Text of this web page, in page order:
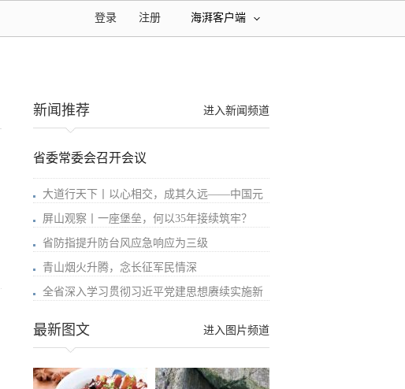
海湃客户端
注册
登录
进入新闻频道
新闻推荐
省委常委会召开会议
大道行天下丨以心相交，成其久远——中国元
屏山观察丨一座堡垒，何以35年接续筑牢？
省防指提升防台风应急响应为三级
青山烟火升腾，念长征军民情深
全省深入学习贯彻习近平党建思想赓续实施新
进入图片频道
最新图文